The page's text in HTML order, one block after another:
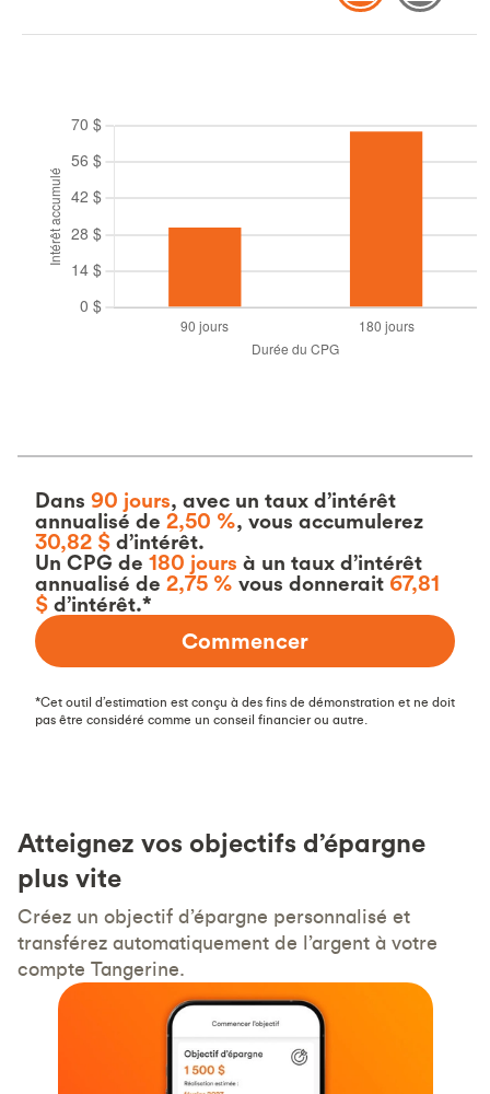
jours,
un
taux
d’intérêt
annualisé
de
%
accumulerez
CPG
de
jours
à
un
taux
Dans 90 jours, avec un taux d’intérêt
annualisé de 2,50 %, vous accumulerez
30,82 $ d’intérêt.
Un CPG de 180 jours à un taux d’intérêt
annualisé de 2,75 % vous donnerait 67,81
$ d’intérêt.*
Commencer
*Cet outil d’estimation est conçu à des fins de démonstration et ne doit
pas être considéré comme un conseil financier ou autre.
Atteignez vos objectifs d’épargne
plus vite
Créez un objectif d’épargne personnalisé et
transférez automatiquement de l’argent à votre
compte Tangerine.